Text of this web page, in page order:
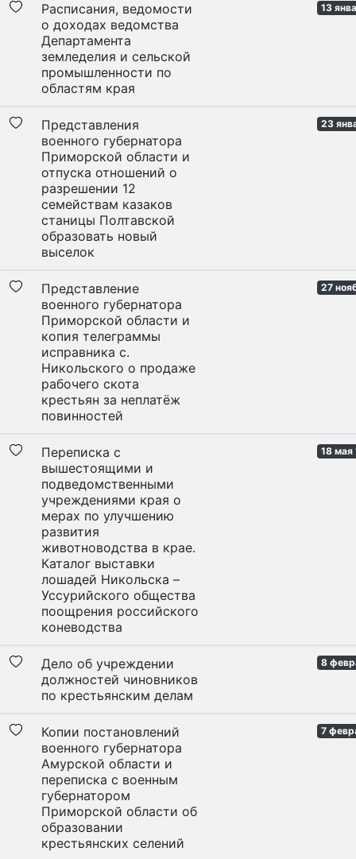
Расписания, ведомости
о доходах ведомства
Департамента
земледелия и сельской
промышленности по
областям края
13
Представления
военного губернатора
Приморской области и
отпуска отношений о
разрешении 12
семействам казаков
станицы Полтавской
образовать новый
выселок
23
Представление
военного губернатора
Приморской области и
копия телеграммы
исправника с.
Никольского о продаже
рабочего скота
крестьян за неплатёж
повинностей
27
Переписка с
вышестоящими и
подведомственными
учреждениями края о
мерах по улучшению
развития
животноводства в крае.
Каталог выставки
лошадей Никольска –
Уссурийского общества
поощрения российского
коневодства
18 мая
Дело об учреждении
должностей чиновников
по крестьянским делам
8
Копии постановлений
военного губернатора
Амурской области и
переписка с военным
губернатором
Приморской области об
образовании
крестьянских селений
7